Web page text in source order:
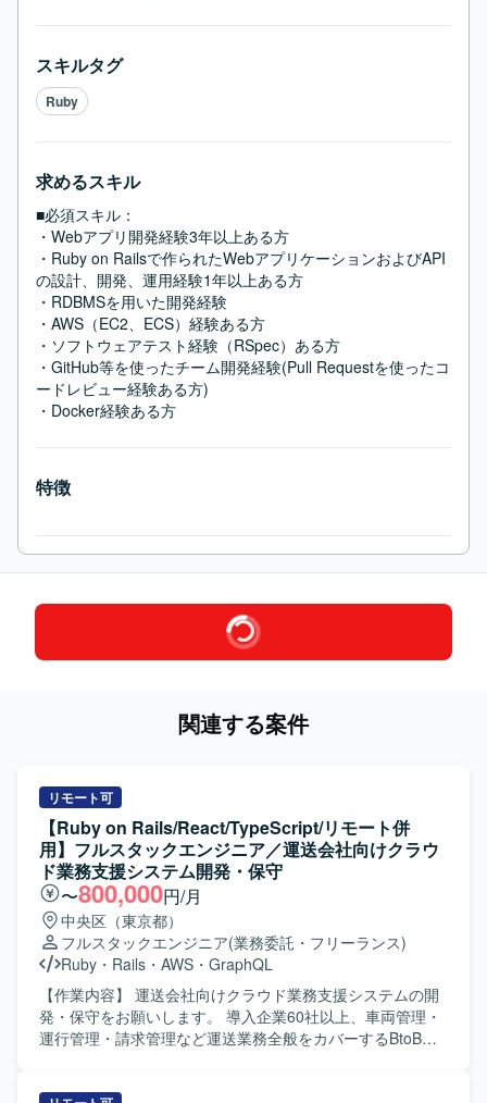
スキルタグ
Ruby
求めるスキル
■必須スキル：
・Webアプリ開発経験3年以上ある方
・Ruby on Railsで作られたWebアプリケーションおよびAPI
の設計、開発、運用経験1年以上ある方
・RDBMSを用いた開発経験
・AWS（EC2、ECS）経験ある方
・ソフトウェアテスト経験（RSpec）ある方
・GitHub等を使ったチーム開発経験(Pull Requestを使ったコ
ードレビュー経験ある方)
・Docker経験ある方
特徴
関連する案件
リモート可
【Ruby on Rails/React/TypeScript/リモート併
用】フルスタックエンジニア／運送会社向けクラウ
ド業務支援システム開発・保守
〜800,000円/月
中央区（東京都）
フルスタックエンジニア(業務委託・フリーランス)
Ruby ・ Rails ・ AWS ・ GraphQL
【作業内容】 運送会社向けクラウド業務支援システムの開
発・保守をお願いします。 導入企業60社以上、車両管理・
運行管理・請求管理など運送業務全般をカバーするBtoB